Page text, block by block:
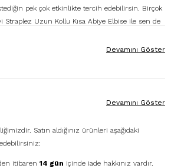
pek çok etkinlikte tercih edebilirsin. Birçok
Straplez Uzun Kollu Kısa Abiye Elbise ile sen de
tonlarda küçük sade bir el çantası ile kullanarak
Devamını Göster
Satın aldığınız ürünleri aşağıdaki
itibaren 14 gün içinde iade hakkınız vardır.
Devamını Göster